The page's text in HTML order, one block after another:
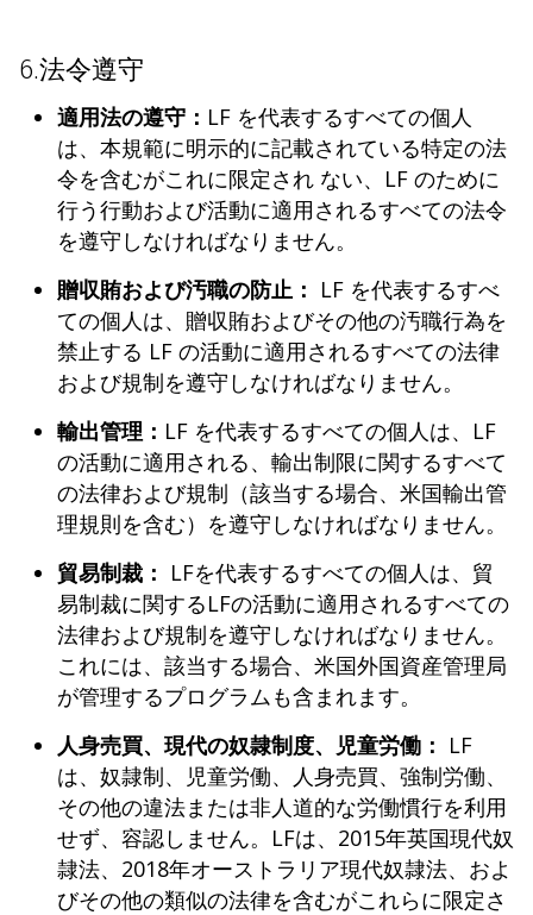
6.法令遵守
適用法の遵守： LF を代表するすべての個人
は、本規範に明示的に記載されている特定の法
令を含むがこれに限定され ない、LF のために
行う行動および活動に適用されるすべての法令
を遵守しなければなりません。
贈収賄および汚職の防止： LF を代表するすべ
ての個人は、贈収賄およびその他の汚職行為を
禁止する LF の活動に適用されるすべての法律
および規制を遵守しなければなりません。
輸出管理： LF を代表するすべての個人は、LF
の活動に適用される、輸出制限に関するすべて
の法律および規制（該当する場合、米国輸出管
理規則を含む）を遵守しなければなりません。
貿易制裁： LFを代表するすべての個人は、貿
易制裁に関するLFの活動に適用されるすべての
法律および規制を遵守しなければなりません。
これには、該当する場合、米国外国資産管理局
が管理するプログラムも含まれます。
人身売買、現代の奴隷制度、児童労働： LF
は、奴隷制、児童労働、人身売買、強制労働、
その他の違法または非人道的な労働慣行を利用
せず、容認しません。LFは、2015年英国現代奴
隷法、2018年オーストラリア現代奴隷法、およ
びその他の類似の法律を含むがこれらに限定さ